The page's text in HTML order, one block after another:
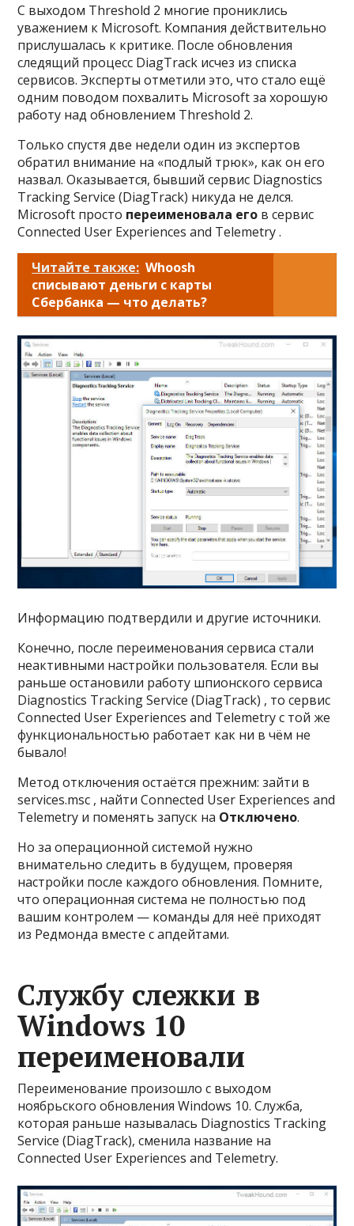
С выходом Threshold 2 многие прониклись
уважением к Microsoft. Компания действительно
прислушалась к критике. После обновления
следящий процесс DiagTrack исчез из списка
сервисов. Эксперты отметили это, что стало ещё
одним поводом похвалить Microsoft за хорошую
работу над обновлением Threshold 2.
Только спустя две недели один из экспертов
обратил внимание на «подлый трюк», как он его
назвал. Оказывается, бывший сервис Diagnostics
Tracking Service (DiagTrack) никуда не делся.
Microsoft просто переименовала его в сервис
Connected User Experiences and Telemetry .
Читайте также: Whoosh
списывают деньги с карты
Сбербанка — что делать?
Информацию подтвердили и другие источники.
Конечно, после переименования сервиса стали
неактивными настройки пользователя. Если вы
раньше остановили работу шпионского сервиса
Diagnostics Tracking Service (DiagTrack) , то сервис
Connected User Experiences and Telemetry с той же
функциональностью работает как ни в чём не
бывало!
Метод отключения остаётся прежним: зайти в
services.msc , найти Connected User Experiences and
Telemetry и поменять запуск на Отключено.
Но за операционной системой нужно
внимательно следить в будущем, проверяя
настройки после каждого обновления. Помните,
что операционная система не полностью под
вашим контролем — команды для неё приходят
из Редмонда вместе с апдейтами.
Службу слежки в
Windows 10
переименовали
Переименование произошло с выходом
ноябрьского обновления Windows 10. Служба,
которая раньше называлась Diagnostics Tracking
Service (DiagTrack), сменила название на
Connected User Experiences and Telemetry.